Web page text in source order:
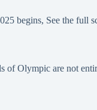
begins, See the full
of Olympic are not